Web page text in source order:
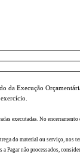
da Execução
executadas. No
do material ou serviço, nos
a Pagar não processados,